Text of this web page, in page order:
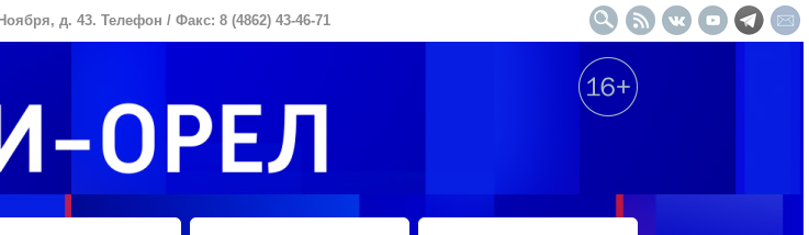
д. 43. Телефон / Факс: 8 (4862) 43-46-71